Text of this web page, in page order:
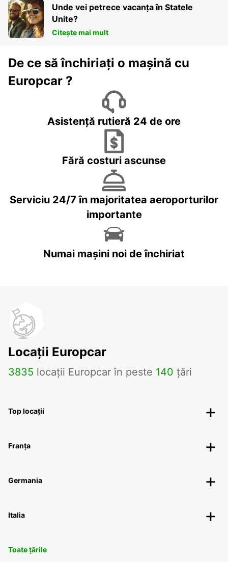
Unde vei petrece vacanța în Statele
Unite?
Citește mai mult
De ce să închiriați o mașină cu
Europcar ?
Asistență rutieră 24 de ore
Fără costuri ascunse
Serviciu 24/7 în majoritatea aeroporturilor
importante
Numai mașini noi de închiriat
Locații Europcar
3835 locații Europcar în peste 140 țări
Top locații
Franța
Germania
Italia
Toate țările